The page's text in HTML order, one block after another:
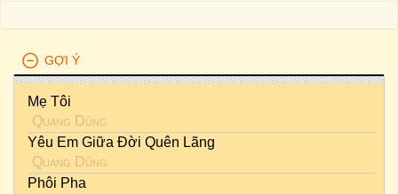
GỢI Ý
Mẹ Tôi
Quang Dũng
Yêu Em Giữa Đời Quên Lãng
Quang Dũng
Phôi Pha